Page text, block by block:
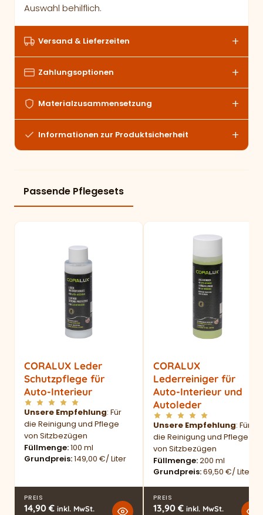
Auswahl behilflich.
Versand & Lieferzeiten
Zahlungsoptionen
Materialzusammensetzung
Informationen zur Produktsicherheit
Passende Pflegesets
CORALUX Leder
Schutzpflege für
Auto-Interieur
Unsere Empfehlung: Für
die Reinigung und Pflege
von Sitzbezügen
Füllmenge 100 ml
Grundpreis 149,00 €/ Liter
PREIS
14,90 € inkl. MwSt.
CORALUX
Lederreiniger für
Auto-Interieur und
Autoleder
Unsere Empfehlung: Für
die Reinigung und Pflege
von Sitzbezügen
Füllmenge 200 ml
Grundpreis 69,50 €/ Liter
PREIS
13,90 € inkl. MwSt.